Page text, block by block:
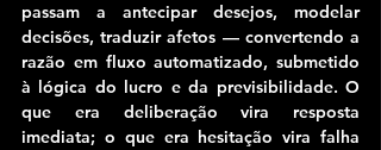
passam a antecipar desejos, modelar
decisões, traduzir afetos — convertendo a
razão em fluxo automatizado, submetido
à lógica do lucro e da previsibilidade. O
que era deliberação vira resposta
imediata; o que era hesitação vira falha